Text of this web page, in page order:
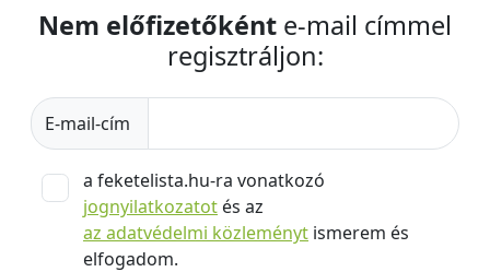
Nem előfizetőként e-mail címmel
regisztráljon:
E-mail-cím
a feketelista.hu-ra vonatkozó
jognyilatkozatot és az
az adatvédelmi közleményt ismerem és
elfogadom.